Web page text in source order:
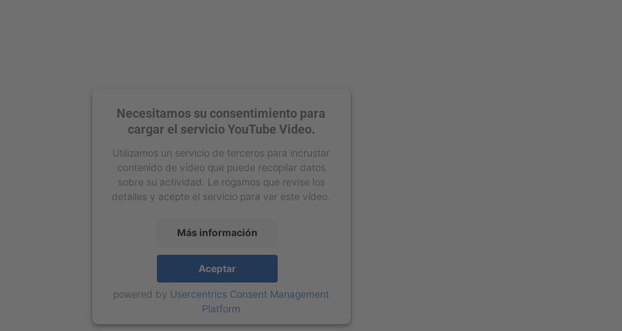
Necesitamos su consentimiento para
cargar el servicio YouTube Video.
Utilizamos un servicio de terceros para incrustar
contenido de vídeo que puede recopilar datos
sobre su actividad. Le rogamos que revise los
detalles y acepte el servicio para ver este vídeo.
Más información
Aceptar
powered by Usercentrics Consent Management
Platform